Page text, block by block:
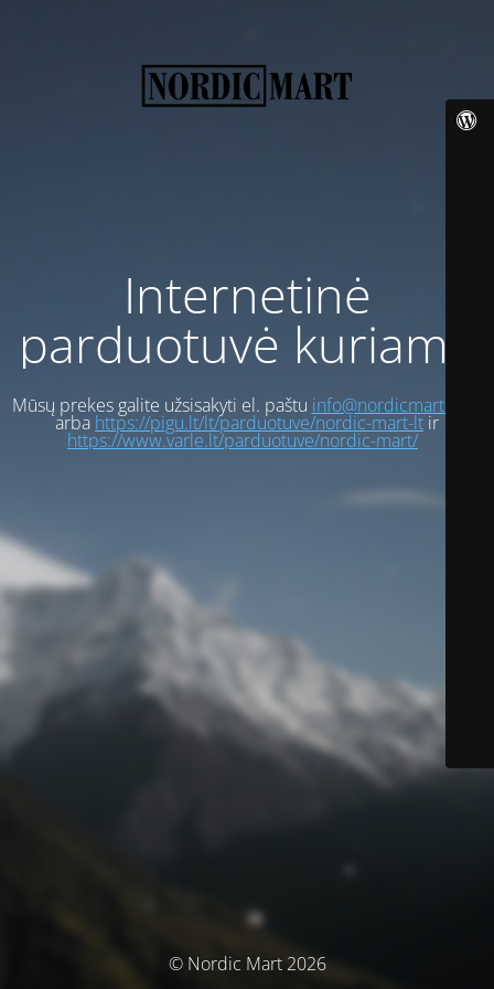
Internetinė
parduotuvė kuriama
Mūsų prekes galite užsisakyti el. paštu info@nordicmart.com
arba https://pigu.lt/lt/parduotuve/nordic-mart-ltir
https://www.varle.lt/parduotuve/nordic-mart/
© Nordic Mart 2026